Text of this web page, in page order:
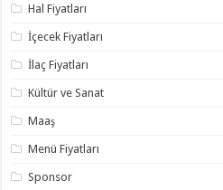
Hal Fiyatları
İçecek Fiyatları
İlaç Fiyatları
Kültür ve Sanat
Maaş
Menü Fiyatları
Sponsor